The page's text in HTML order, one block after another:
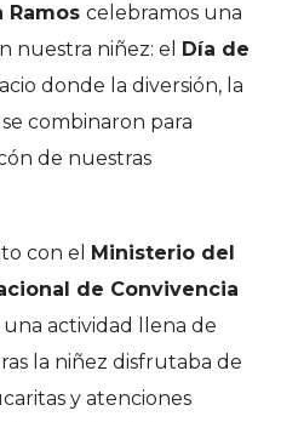
Ramoscelebramos una
nuestra niñez: el Día de
donde la diversión, la
combinaron para
de nuestras
con el Ministerio del
de Convivencia
una actividad llena de
la niñez disfrutaba de
y atenciones